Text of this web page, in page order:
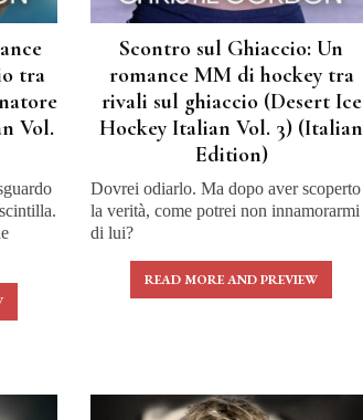
tra
Vol.
Scontro sul Ghiaccio: Un
romance MM di hockey tra
rivali sul ghiaccio (Desert Ice
Hockey Italian Vol. 3) (Italian
Edition)
Dovrei odiarlo. Ma dopo aver scoperto
la verità, come potrei non innamorarmi
di lui?
READ MORE AND PREVIEW